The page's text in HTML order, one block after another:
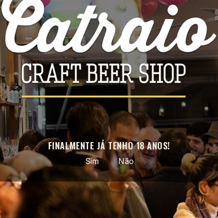
Facebook
Instagram
APROVEITE AS NOSSAS ÚLTIMAS NOVIDADES E OFERTAS
ESPECIAIS
Pode cancelar a subscrição a qualquer momento. Para tal, consulte a
nossa informação de contacto na declaração legal.
Cerveja artesanal selecionada · do nacional ao mundo ·
entregas em todo o país
FINALMENTE JÁ TENHO 18 ANOS!
Sim Não